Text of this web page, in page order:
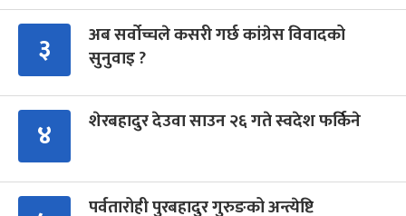
३
अब सर्वोच्चले कसरी गर्छ कांग्रेस विवादको
सुनुवाइ ?
४ शेरबहादुर देउवा साउन २६ गते स्वदेश फर्किने
पर्वतारोही पुरबहादुर गुरुङको अन्त्येष्टि